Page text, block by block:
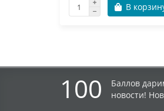
В
100
Баллов
новости!